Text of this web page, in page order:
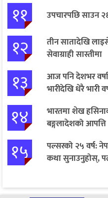
११ उपचारपछि साउन
१२
तीन सातादेखि
सेवाग्राही सास्तीमा
१३
आज पनि देशभर
भारीदेखि धेरै भारी
१४
भारतमा शेख
बङ्गलादेशको आपत्ति
१५
पल्सरको २५ वर्ष:
कथा सुनाउनुहोस्,